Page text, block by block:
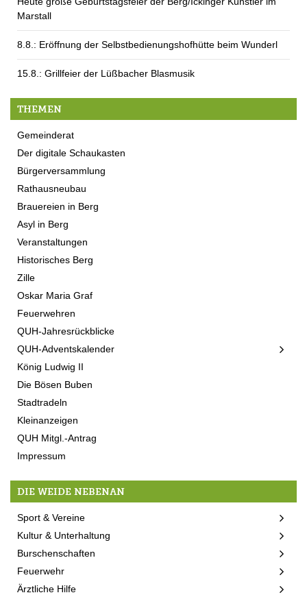
Marstall
8.8.: Eröffnung der Selbstbedienungshofhütte beim Wunderl
15.8.: Grillfeier der Lüßbacher Blasmusik
THEMEN
Gemeinderat
Der digitale Schaukasten
Bürgerversammlung
Rathausneubau
Brauereien in Berg
Asyl in Berg
Veranstaltungen
Historisches Berg
Zille
Oskar Maria Graf
Feuerwehren
QUH-Jahresrückblicke
QUH-Adventskalender
König Ludwig II
Die Bösen Buben
Stadtradeln
Kleinanzeigen
QUH Mitgl.-Antrag
Impressum
DIE WEIDE NEBENAN
Sport & Vereine
Kultur & Unterhaltung
Burschenschaften
Feuerwehr
Ärztliche Hilfe